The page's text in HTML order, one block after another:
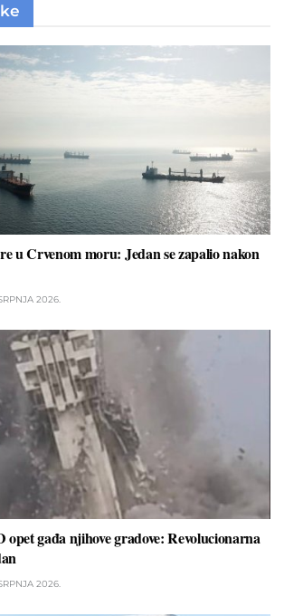
u Crvenom moru: Jedan se zapalio nakon
2026.
gađa njihove gradove: Revolucionarna
2026.